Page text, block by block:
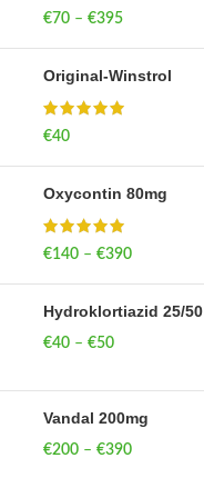
€70 – €395Price range:
Original-Winstrol
€40
Oxycontin 80mg
€140 – €390Price
Hydroklortiazid 25/
€40 – €50Price range:
Vandal 200mg
€200 – €390Price